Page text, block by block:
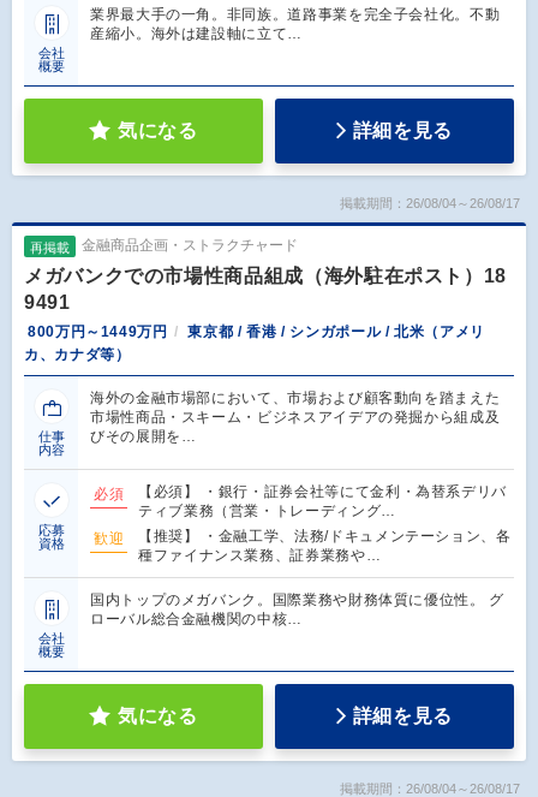
会社
概要
業界最大手の一角。非同族。道路事業を完全子会社化。不動
産縮小。海外は建設軸に立て…
気になる 詳細を見る
掲載期間：26/08/04～26/08/17
再掲載 金融商品企画・ストラクチャード
メガバンクでの市場性商品組成（海外駐在ポスト）18
9491
800万円～1449万円
東京都 / 香港 / シンガポール / 北米（アメリ
カ、カナダ等）
仕事
内容
海外の金融市場部において、市場および顧客動向を踏まえた
市場性商品・スキーム・ビジネスアイデアの発掘から組成及
びその展開を…
応募
資格
必須
【必須】 ・銀行・証券会社等にて金利・為替系デリバ
ティブ業務（営業・トレーディング…
歓迎
【推奨】 ・金融工学、法務/ドキュメンテーション、各
種ファイナンス業務、証券業務や…
会社
概要
国内トップのメガバンク。国際業務や財務体質に優位性。 グ
ローバル総合金融機関の中核…
気になる 詳細を見る
掲載期間：26/08/04～26/08/17